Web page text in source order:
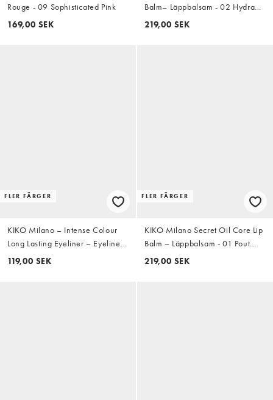
Rouge - 09 Sophisticated Pink
169,00 SEK
Balm– Läppbalsam - 02 Hydra
Kiss
219,00 SEK
FLER FÄRGER
KIKO Milano – Intense Colour
Long Lasting Eyeliner – Eyeliner -
04 Pearly Brown
119,00 SEK
FLER FÄRGER
KIKO Milano Secret Oil Core Lip
Balm – Läppbalsam - 01 Pout
Perfection
219,00 SEK